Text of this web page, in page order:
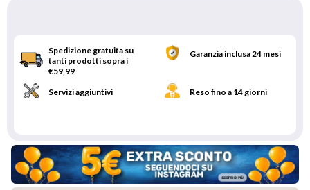
Spedizione gratuita su
tanti prodotti sopra i
€59,99
Garanzia inclusa 24 mesi
Servizi aggiuntivi Reso fino a 14 giorni